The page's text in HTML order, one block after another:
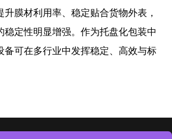
膜材利用率、稳定贴合货物外表，
稳定性明显增强。作为托盘化包装中
备可在多行业中发挥稳定、高效与标